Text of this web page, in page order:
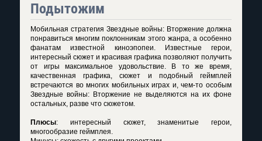
Подытожим
Мобильная стратегия Звездные войны: Вторжение должна
понравиться многим поклонникам этого жанра, а особенно
фанатам известной киноэпопеи. Известные герои,
интересный сюжет и красивая графика позволяют получить
от игры максимальное удовольствие. В то же время,
качественная графика, сюжет и подобный геймплей
встречаются во многих мобильных играх и, чем-то особым
Звездные войны: Вторжение не выделяются на их фоне
остальных, разве что сюжетом.
Плюсы: интересный сюжет, знаменитые герои,
многообразие геймплея.